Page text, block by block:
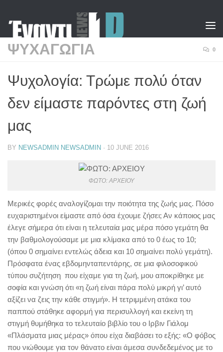
ΨΥΧΑΓΩΓΙΑ 0
Ψυχολογία: Τρώμε πολύ όταν
δεν είμαστε παρόντες στη ζωή
μας
BY NEWSADMIN NEWSADMIN · 10 JUNE 2016
ΦΩΤΟ: ΑΡΧΕΙΟΥ
Μερικές φορές αναλογίζομαι την ποιότητα της ζωής μας. Πόσο
ευχαριστημένοι είμαστε από όσα έχουμε ζήσει; Αν κάποιος μας
έλεγε σήμερα ότι είναι η τελευταία μας μέρα πόσο γεμάτη θα
την βαθμολογούσαμε με μια κλίμακα από το 0 έως το 10;
(όπου 0 σημαίνει εντελώς άδεια και 10 σημαίνει πολύ γεμάτη).
Πρόσφατα ένας εβδομηνταπεντάρης, σε μια φιλοσοφικού
τύπου συζήτηση που είχαμε για τη ζωή, μου αποκρίθηκε με
σοφία και γνώση ότι «η ζωή είναι πάρα πολύ μικρή γι’ αυτό
αξίζει να ζεις την κάθε στιγμή». Η τετριμμένη ατάκα του
παππού στάθηκε αφορμή για περισυλλογή και εκείνη τη
στιγμή θυμήθηκα το τελευταίο βιβλίο του ο Iρβιν Γιάλομ
«Πλάσματα μιας μέρας» όπου είχα διαβάσει το εξής: «Ο φόβος
που νιώθουμε για τον θάνατο είναι άμεσα συνδεδεμένος με το